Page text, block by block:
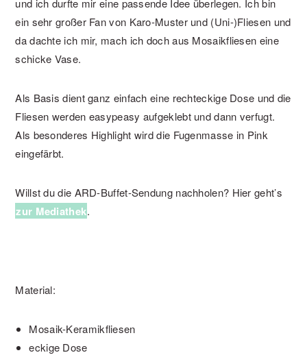
und ich durfte mir eine passende Idee überlegen. Ich bin
ein sehr großer Fan von Karo-Muster und (Uni-)Fliesen und
da dachte ich mir, mach ich doch aus Mosaikfliesen eine
schicke Vase.
Als Basis dient ganz einfach eine rechteckige Dose und die
Fliesen werden easypeasy aufgeklebt und dann verfugt.
Als besonderes Highlight wird die Fugenmasse in Pink
eingefärbt.
Willst du die ARD-Buffet-Sendung nachholen? Hier geht’s
zur Mediathek.
Material:
Mosaik-Keramikfliesen
eckige Dose